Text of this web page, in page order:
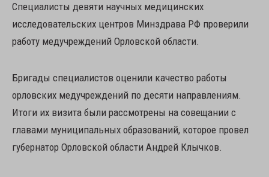
Специалисты девяти научных медицинских
исследовательских центров Минздрава РФ проверили
работу медучреждений Орловской области.
Бригады специалистов оценили качество работы
орловских медучреждений по десяти направлениям.
Итоги их визита были рассмотрены на совещании с
главами муниципальных образований, которое провел
губернатор Орловской области Андрей Клычков.